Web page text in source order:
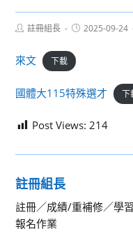
Post註冊組長
Post2025-09-24
來文 下載
國體大115特殊選才 下
Post Views: 214
註冊組長
註冊／成績/重補修／學
報名作業